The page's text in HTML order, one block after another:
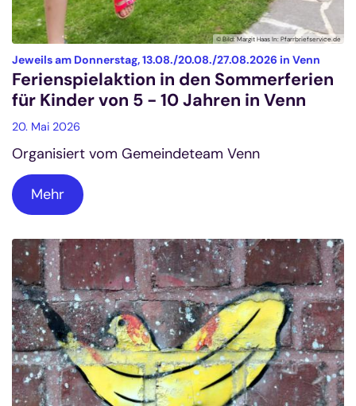
© Bild: Margit Haas In: Pfarrbriefservice.de
Jeweils am Donnerstag, 13.08./20.08./27.08.2026 in Venn
Ferienspielaktion in den Sommerferien
für Kinder von 5 - 10 Jahren in Venn
20. Mai 2026
Organisiert vom Gemeindeteam Venn
Mehr